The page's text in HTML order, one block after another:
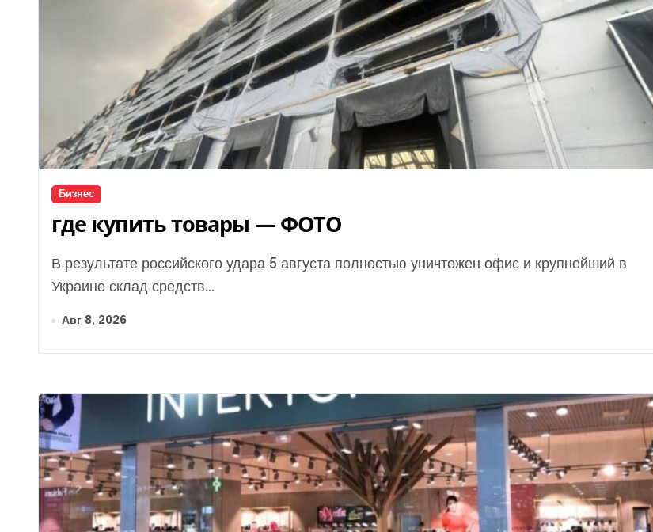
Бизнес
где купить товары — ФОТО
В результате российского удара 5 августа полностью уничтожен офис и крупнейший в
Украине склад средств...
Авг 8, 2026